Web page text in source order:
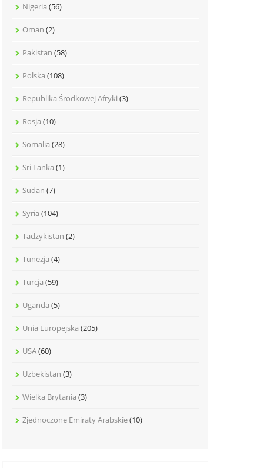
Nigeria (56)
Oman (2)
Pakistan (58)
Polska (108)
Republika Środkowej Afryki (3)
Rosja (10)
Somalia (28)
Sri Lanka (1)
Sudan (7)
Syria (104)
Tadżykistan (2)
Tunezja (4)
Turcja (59)
Uganda (5)
Unia Europejska (205)
USA(60)
Uzbekistan (3)
Wielka Brytania (3)
Zjednoczone Emiraty Arabskie(10)